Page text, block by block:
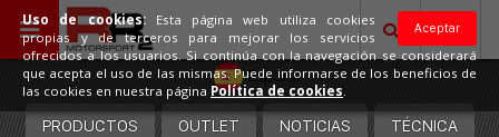
España
PRODUCTOS OUTLET NOTICIAS TÉCNICA
Aceptar
Uso de cookies:Esta página web utiliza cookies
propias y de terceros para mejorar los servicios
ofrecidos a los usuarios. Si continúa con la navegación se considerará
que acepta el uso de las mismas. Puede informarse de los beneficios de
las cookies en nuestra página Política de cookies.